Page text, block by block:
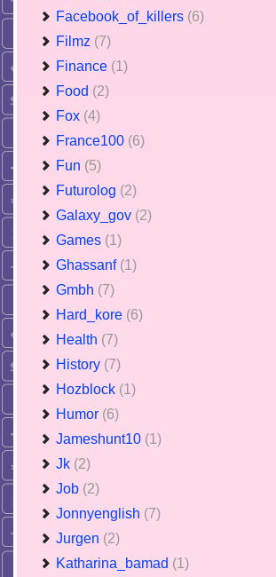
Facebook_of_killers (6)
Filmz (7)
Finance (1)
Food (2)
Fox (4)
France100 (6)
Fun (5)
Futurolog (2)
Galaxy_gov (2)
Games (1)
Ghassanf (1)
Gmbh (7)
Hard_kore (6)
Health (7)
History (7)
Hozblock (1)
Humor (6)
Jameshunt10 (1)
Jk (2)
Job (2)
Jonnyenglish (7)
Jurgen (2)
Katharina_bamad (1)